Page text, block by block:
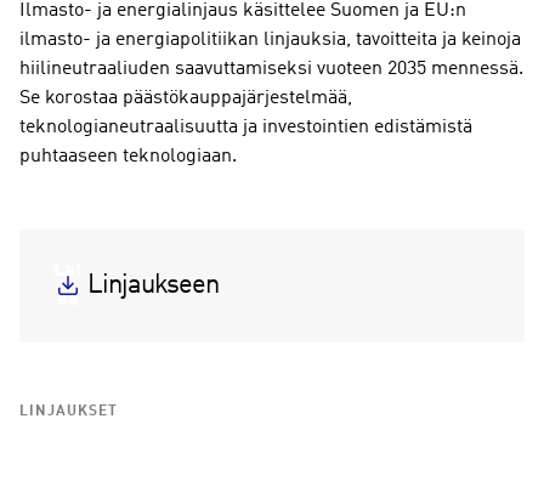
Ilmasto- ja energialinjaus käsittelee Suomen ja EU:n
ilmasto- ja energiapolitiikan linjauksia, tavoitteita ja keinoja
hiilineutraaliuden saavuttamiseksi vuoteen 2035 mennessä.
Se korostaa päästökauppajärjestelmää,
teknologianeutraalisuutta ja investointien edistämistä
puhtaaseen teknologiaan.
Linjaukseen
Lat
aa
LINJAUKSET